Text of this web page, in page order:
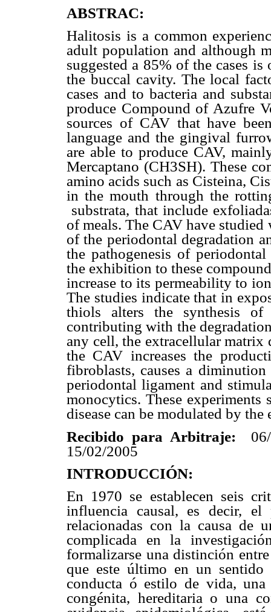
ABSTRAC:
Halitosis is a common
adult population and although
suggested a 85% of the cases
the buccal cavity. The local
cases and to bacteria and
produce Compound of Azufre
sources of CAV that have
language and the gingival
are able to produce CAV,
Mercaptano (CH3SH). These
amino acids such as Cisteina,
in the mouth through the
substrata, that include
of meals. The CAV have
of the periodontal degradation
the pathogenesis of
the exhibition to these
increase to its permeability to
The studies indicate that in
thiols alters the synthesis
contributing with the
any cell, the extracellular
the CAV increases the
fibroblasts, causes a
periodontal ligament and
monocytics. These experiments
disease can be modulated by
Recibido para Arbitraje:
15/02/2005
INTRODUCCIÓN:
En 1970 se establecen seis
influencia causal, es decir, el
relacionadas con la causa de
complicada en la
formalizarse una distinción
que este último en un
conducta ó estilo de vida, una
congénita, hereditaria o una